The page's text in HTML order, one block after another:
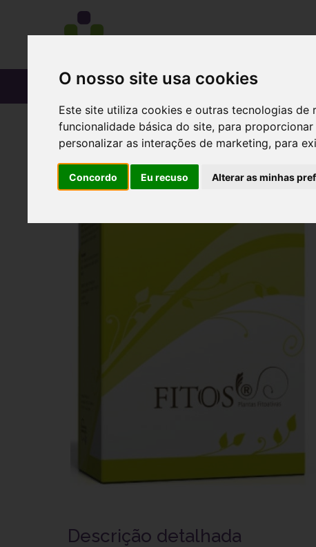
O nosso site usa cookies
Este site utiliza cookies e outras tecnologias de
funcionalidade básica do site, para
personalizar as interações de marketing, para
Concordo Eu recuso Alterar as minhas
CATÁLOGO
Descrição detalhada